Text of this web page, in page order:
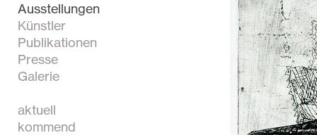
Ausstellungen
Künstler
Publikationen
Presse
Galerie
aktuell
kommend